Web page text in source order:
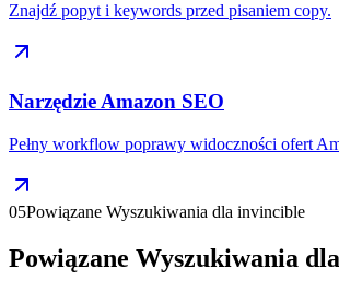
Znajdź popyt i keywords przed pisaniem copy.
Narzędzie Amazon SEO
Pełny workflow poprawy widoczności ofert
05Powiązane Wyszukiwania dla invincible
Powiązane Wyszukiwania